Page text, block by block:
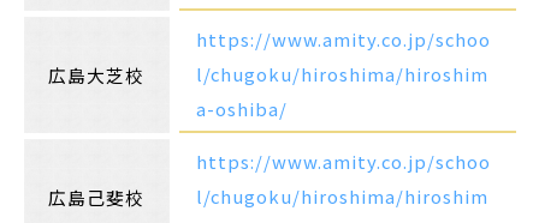
広島大芝校
https://www.amity.co.jp/schoo
l/chugoku/hiroshima/hiroshim
a-oshiba/
広島己斐校
https://www.amity.co.jp/schoo
l/chugoku/hiroshima/hiroshim